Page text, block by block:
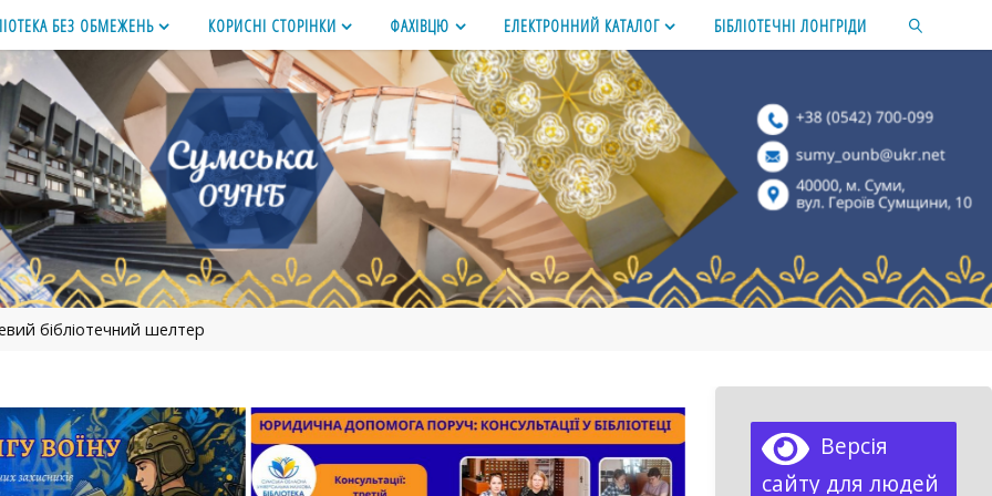
БЕЗ ОБМЕЖЕНЬ КОРИСНІ СТОРІНКИ ФАХІВЦЮ ЕЛЕКТРОННИЙ КАТАЛОГ БІБЛІОТЕЧНІ ЛОНГРІДИ
бібліотечний шелтер
Версія
сайту для людей